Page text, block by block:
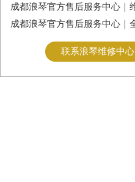
联系浪琴维修中心